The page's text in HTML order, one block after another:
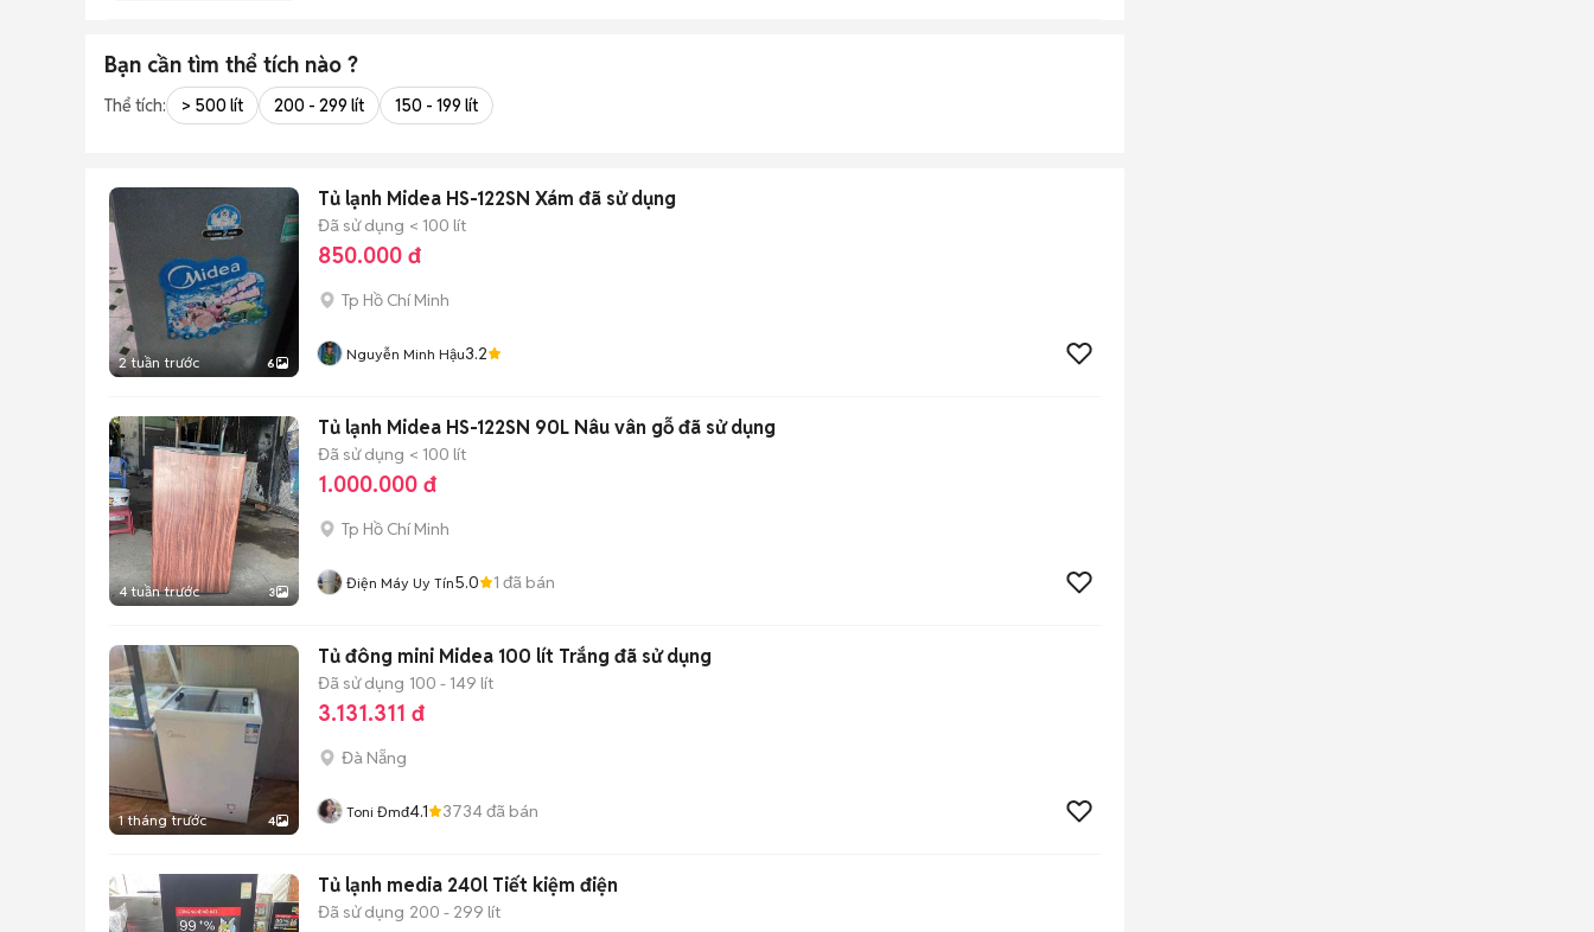
Bạn cần tìm thể tích nào ?
Thể tích: > 500 lít 200 - 299 lít 150 - 199 lít
2 tuần trước 6
Tủ lạnh Midea HS-122SN Xám đã sử dụng
Đã sử dụng < 100 lít
850.000 đ
Tp Hồ Chí Minh
Nguyễn Minh Hậu3.2
4 tuần trước 3
Tủ lạnh Midea HS-122SN 90L Nâu vân gỗ đã sử dụng
Đã sử dụng < 100 lít
1.000.000 đ
Tp Hồ Chí Minh
Điện Máy Uy Tín5.0 1 đã bán
1 tháng trước 4
Tủ đông mini Midea 100 lít Trắng đã sử dụng
Đã sử dụng 100 - 149 lít
3.131.311 đ
Đà Nẵng
Toni Đmđ4.1 3734đã bán
Tủ lạnh media 240l Tiết kiệm điện
Đã sử dụng 200 - 299 lít